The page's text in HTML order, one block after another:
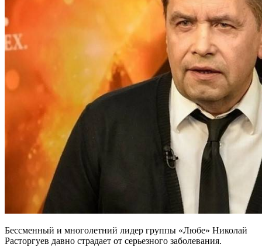
Бессменный и многолетний лидер группы «Любе» Николай
Расторгуев давно страдает от серьезного заболевания.